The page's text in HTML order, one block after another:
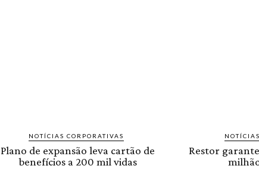
NOTÍCIAS CORPORATIVAS
Plano de expansão leva cartão de
benefícios a 200 mil vidas
Restor garante